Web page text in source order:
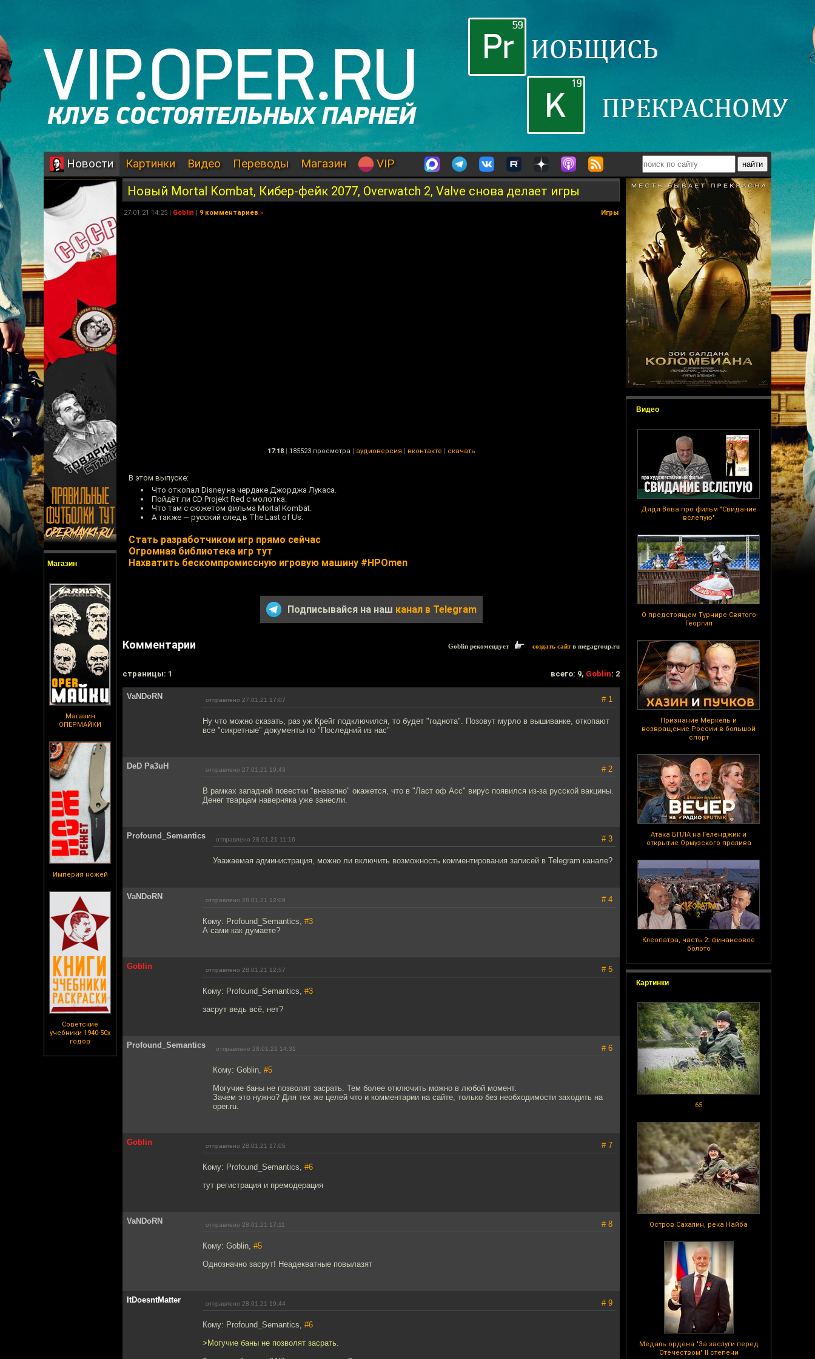
Новости Картинки Видео Переводы Магазин VIP
Магазин
Магазин
ОПЕРМАЙКИ
Империя ножей
Советские
учебники 1940-50х
годов
Видео
Дядя Вова про фильм "Свидание
вслепую"
О предстоящем Турнире Святого
Георгия
Признание Меркель и
возвращение России в большой
спорт
Атака БПЛА на Геленджик и
открытие Ормузского пролива
Клеопатра, часть 2: финансовое
болото
Картинки
65
Остров Сахалин, река Найба
Медаль ордена "За заслуги перед
Отечеством" II степени
Новый Mortal Kombat, Кибер-фейк 2077, Overwatch 2, Valve снова делает игры
27.01.21 14:25 | Goblin | 9 комментариев » Игры
17:18 | 185523 просмотра | аудиоверсия | вконтакте | скачать
В этом выпуске:
Что откопал Disney на чердаке Джорджа Лукаса.
Пойдёт ли CD Projekt Red с молотка.
Что там с сюжетом фильма Mortal Kombat.
А также — русский след в The Last of Us.
Стать разработчиком игр прямо сейчас
Огромная библиотека игр тут
Нахватить бескомпромиссную игровую машину #HPOmen
Подписывайся на наш канал в Telegram
Комментарии Goblin рекомендует создать сайтв megagroup.ru
cтраницы: 1 всего: 9, Goblin: 2
VaNDoRN отправлено 27.01.21 17:07 # 1
Ну что можно сказать, раз уж Крейг подключился, то будет "годнота". Позовут мурло в вышиванке, откопают
все "сикретные" документы по "Последний из нас"
DeD Pa3uH отправлено 27.01.21 19:43 # 2
В рамках западной повестки "внезапно" окажется, что в "Ласт оф Асс" вирус появился из-за русской вакцины.
Денег тварцам наверняка уже занесли.
Profound_Semantics отправлено 28.01.21 11:16 # 3
Уважаемая администрация, можно ли включить возможность комментирования записей в Telegram канале?
VaNDoRN отправлено 28.01.21 12:09 # 4
Кому: Profound_Semantics, #3
А сами как думаете?
Goblin отправлено 28.01.21 12:57 # 5
Кому: Profound_Semantics, #3
засрут ведь всё, нет?
Profound_Semantics отправлено 28.01.21 14:31 # 6
Кому: Goblin, #5
Могучие баны не позволят засрать. Тем более отключить можно в любой момент.
Зачем это нужно? Для тех же целей что и комментарии на сайте, только без необходимости заходить на
oper.ru.
Goblin отправлено 28.01.21 17:05 # 7
Кому: Profound_Semantics, #6
тут регистрация и премодерация
VaNDoRN отправлено 28.01.21 17:11 # 8
Кому: Goblin, #5
Однозначно засрут! Неадекватные повылазят
ItDoesntMatter отправлено 28.01.21 19:44 # 9
Кому: Profound_Semantics, #6
>Могучие баны не позволят засрать.